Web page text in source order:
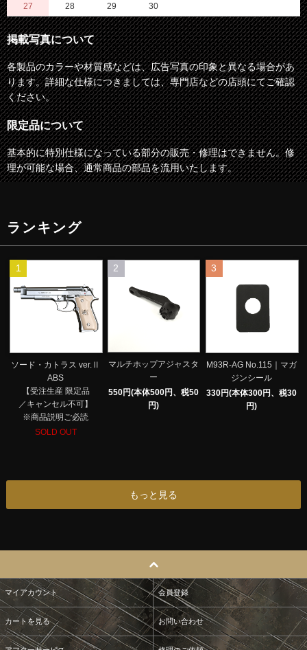
27 28 29 30
掲載写真について
各製品のカラーや材質感などは、広告写真の印象と異なる場合があ
ります。詳細な仕様につきましては、専門店などの店頭にてご確認
ください。
限定品について
基本的に特別仕様になっている部分の販売・修理はできません。修
理が可能な場合、通常商品の部品を流用いたします。
ランキング
1
ソード・カトラス ver.Ⅱ
ABS
【受注生産 限定品
／キャンセル不可】
※商品説明ご必読
SOLD OUT
2
マルチホップアジャスタ
ー
550円(本体500円、税50
円)
3
M93R-AG No.115｜マガ
ジンシール
330円(本体300円、税30
円)
もっと見る
マイアカウント 会員登録
カートを見る お問い合わせ